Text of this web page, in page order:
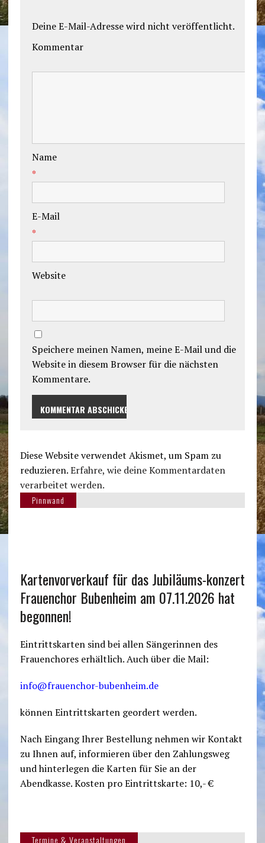
Deine E-Mail-Adresse wird nicht veröffentlicht.
Kommentar
Name
*
E-Mail
*
Website
Speichere meinen Namen, meine E-Mail und die
Website in diesem Browser für die nächsten
Kommentare.
Diese Website verwendet Akismet, um Spam zu
reduzieren.Erfahre, wie deine Kommentardaten
verarbeitet werden.
Pinnwand
Kartenvorverkauf für das Jubiläums-konzert
Frauenchor Bubenheim am 07.11.2026 hat
begonnen!
Eintrittskarten sind bei allen Sängerinnen des
Frauenchores erhältlich. Auch über die Mail:
info@frauenchor-bubenheim.de
können Eintrittskarten geordert werden.
Nach Eingang Ihrer Bestellung nehmen wir Kontakt
zu Ihnen auf, informieren über den Zahlungsweg
und hinterlegen die Karten für Sie an der
Abendkasse. Kosten pro Eintrittskarte: 10,- €
Termine & Veranstaltungen